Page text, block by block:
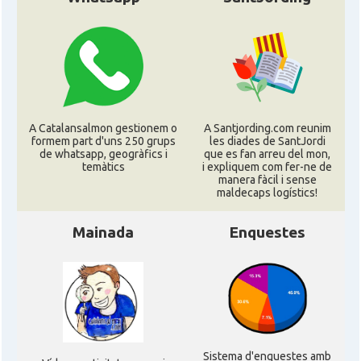
Consolat
Consolat general a Ciudad de
Consolat Consolat general a Guadalajara
Consolat Consolat general a Monterrey
Embajada de España en México
A Catalansalmon gestionem o
formem part d'uns 250 grups
de whatsapp, geogràfics i
temàtics
A Santjording.com reunim
les diades de SantJordi
que es fan arreu del mon,
i expliquem com fer-ne de
manera fàcil i sense
maldecaps logí­stics!
Mainada Enquestes
Sistema d'enquestes amb